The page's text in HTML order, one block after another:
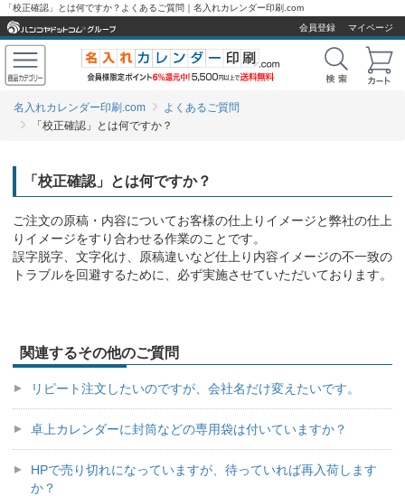
「校正確認」とは何ですか？よくあるご質問｜名入れカレンダー印刷.com
会員登録
マイページ
名入れカレンダー印刷.com
よくあるご質問
「校正確認」とは何ですか？
「校正確認」とは何ですか？
ご注文の原稿・内容についてお客様の仕上りイメージと弊社の仕上
りイメージをすり合わせる作業のことです。
誤字脱字、文字化け、原稿違いなど仕上り内容イメージの不一致の
トラブルを回避するために、必ず実施させていただいております。
関連するその他のご質問
リピート注文したいのですが、会社名だけ変えたいです。
卓上カレンダーに封筒などの専用袋は付いていますか？
HPで売り切れになっていますが、待っていれば再入荷します
か？